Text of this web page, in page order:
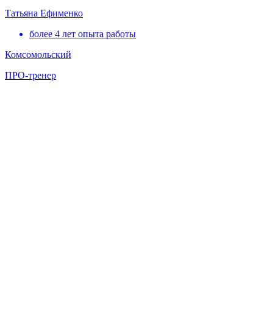
Татьяна Ефименко
более 4 лет опыта работы
Комсомольский
ПРО-тренер